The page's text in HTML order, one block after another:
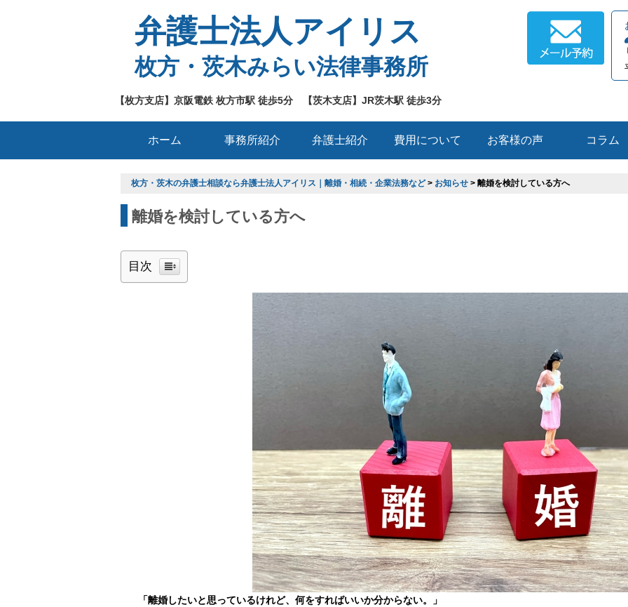
弁護士法人アイリス
枚方・茨木みらい法律事務所
【枚方支店】京阪電鉄 枚方市駅 徒歩5分 【茨木支店】JR茨木駅 徒歩3分
ホーム 事務所紹介 弁護士紹介 費用について お客様の声 コラム
枚方・茨木の弁護士相談なら弁護士法人アイリス｜離婚・相続・企業法務など> お知らせ > 離婚を検討している方へ
離婚を検討している方へ
目次
「離婚したいと思っているけれど、何をすればいいか分からない。」